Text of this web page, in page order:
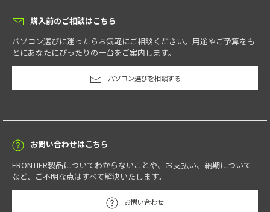
購入前のご相談はこちら
パソコン選びに迷ったらお気軽にご相談ください。用途やご予算をも
とにあなたにぴったりの一台をご案内します。
パソコン選びを相談する
お問い合わせはこちら
FRONTIER製品についてわからないことや、お支払い、納期について
など、ご不明な点はすべて解決いたします。
お問い合わせ